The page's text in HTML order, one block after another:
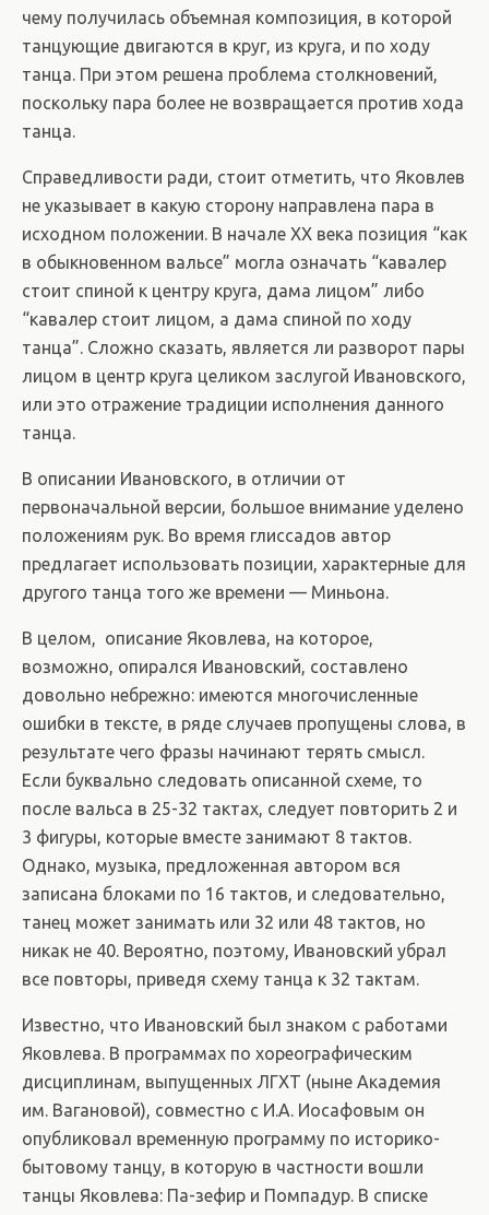
чему получилась объемная композиция, в которой
танцующие двигаются в круг, из круга, и по ходу
танца. При этом решена проблема столкновений,
поскольку пара более не возвращается против хода
танца.
Справедливости ради, стоит отметить, что Яковлев
не указывает в какую сторону направлена пара в
исходном положении. В начале XX века позиция “как
в обыкновенном вальсе” могла означать “кавалер
стоит спиной к центру круга, дама лицом” либо
“кавалер стоит лицом, а дама спиной по ходу
танца”. Сложно сказать, является ли разворот пары
лицом в центр круга целиком заслугой Ивановского,
или это отражение традиции исполнения данного
танца.
В описании Ивановского, в отличии от
первоначальной версии, большое внимание уделено
положениям рук. Во время глиссадов автор
предлагает использовать позиции, характерные для
другого танца того же времени — Миньона.
В целом, описание Яковлева, на которое,
возможно, опирался Ивановский, составлено
довольно небрежно: имеются многочисленные
ошибки в тексте, в ряде случаев пропущены слова, в
результате чего фразы начинают терять смысл.
Если буквально следовать описанной схеме, то
после вальса в 25-32 тактах, следует повторить 2 и
3 фигуры, которые вместе занимают 8 тактов.
Однако, музыка, предложенная автором вся
записана блоками по 16 тактов, и следовательно,
танец может занимать или 32 или 48 тактов, но
никак не 40. Вероятно, поэтому, Ивановский убрал
все повторы, приведя схему танца к 32 тактам.
Известно, что Ивановский был знаком с работами
Яковлева. В программах по хореографическим
дисциплинам, выпущенных ЛГХТ (ныне Академия
им. Вагановой), совместно с И.А. Иосафовым он
опубликовал временную программу по историко-
бытовому танцу, в которую в частности вошли
танцы Яковлева: Па-зефир и Помпадур. В списке